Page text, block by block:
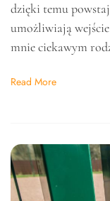
dzięki temu
umożliwiają
mnie ciekawym
Read More